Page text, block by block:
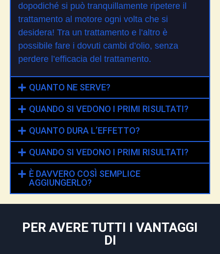
dopodiché si può tranquillamente ripetere il
trattamento al motore ogni volta che si
desidera! Tra un trattamento e l’altro è
possibile fare i dovuti cambi d’olio, senza
perdere l’efficacia del trattamento.
QUANTO NE SERVE?
QUANDO SI VEDONO I PRIMI RISULTATI?
QUANTO DURA L’EFFETTO?
QUANDO SI VEDONO I PRIMI RISULTATI?
È DAVVERO COSÌ SEMPLICE
AGGIUNGERLO?
PER AVERE TUTTI I VANTAGGI
DI